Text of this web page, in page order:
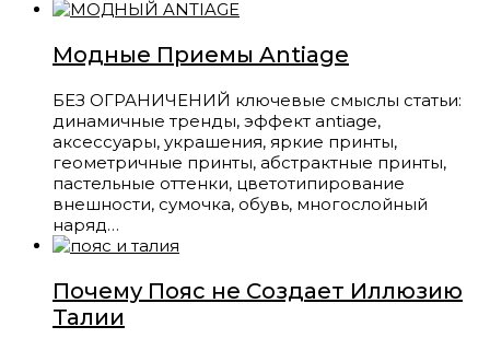
Модные Приемы Antiage
БЕЗ ОГРАНИЧЕНИЙ ключевые смыслы статьи:
динамичные тренды, эффект antiage,
аксессуары, украшения, яркие принты,
геометричные принты, абстрактные принты,
пастельные оттенки, цветотипирование
внешности, сумочка, обувь, многослойный
наряд…
Почему Пояс не Создает Иллюзию
Талии